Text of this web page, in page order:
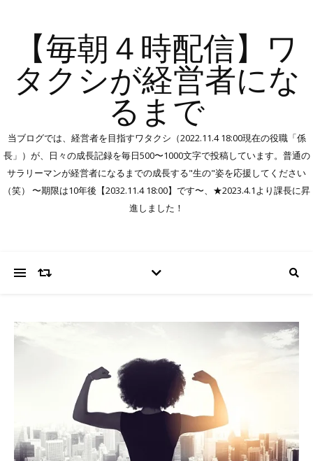
【毎朝４時配信】ワ
タクシが経営者にな
るまで
当ブログでは、経営者を目指すワタクシ（2022.11.4 18:00現在の役職「係
長」）が、日々の成長記録を毎日500〜1000文字で投稿しています。普通の
サラリーマンが経営者になるまでの成長する"生の"姿を応援してください
（笑） 〜期限は10年後【2032.11.4 18:00】です〜、★2023.4.1より課長に昇
進しました！